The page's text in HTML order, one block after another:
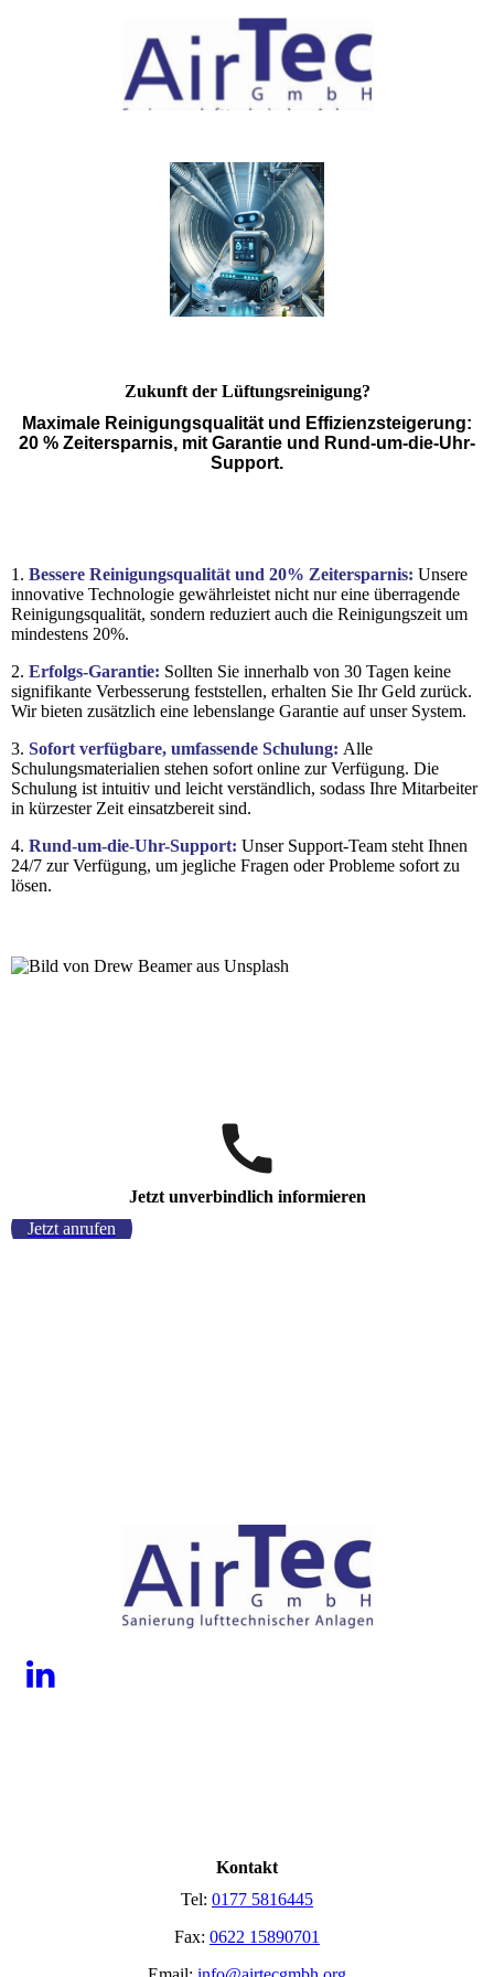
Zukunft der Lüftungsreinigung?
Maximale Reinigungsqualität und Effizienzsteigerung:
20 % Zeitersparnis, mit Garantie und Rund-um-die-Uhr-
Support.
1. Bessere Reinigungsqualität und 20% Zeitersparnis: Unsere
innovative Technologie gewährleistet nicht nur eine überragende
Reinigungsqualität, sondern reduziert auch die Reinigungszeit um
mindestens 20%.
2. Erfolgs-Garantie: Sollten Sie innerhalb von 30 Tagen keine
signifikante Verbesserung feststellen, erhalten Sie Ihr Geld zurück.
Wir bieten zusätzlich eine lebenslange Garantie auf unser System.
3. Sofort verfügbare, umfassende Schulung: Alle
Schulungsmaterialien stehen sofort online zur Verfügung. Die
Schulung ist intuitiv und leicht verständlich, sodass Ihre Mitarbeiter
in kürzester Zeit einsatzbereit sind.
4. Rund-um-die-Uhr-Support: Unser Support-Team steht Ihnen
24/7 zur Verfügung, um jegliche Fragen oder Probleme sofort zu
lösen.
Jetzt unverbindlich informieren
Jetzt anrufen
Kontakt
Tel: 0177 5816445
Fax: 0622 15890701